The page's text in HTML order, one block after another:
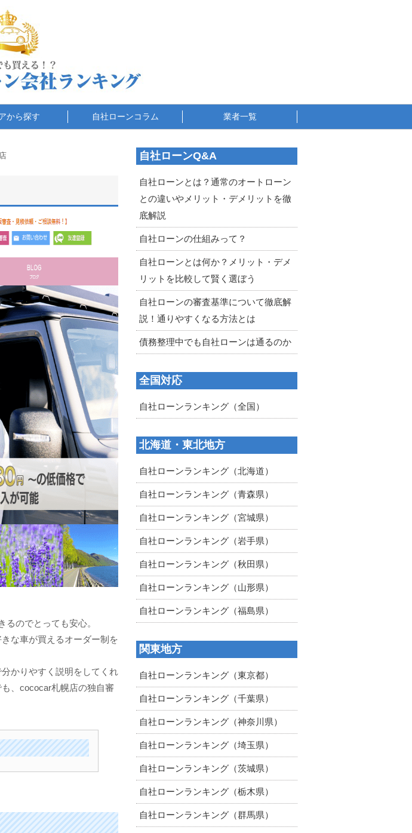
から探す 自社ローンコラム 業者一覧
のでとっても安心。
な車が買えるオーダー制を
かりやすく説明をしてくれ
、cococar札幌店の独自審
自社ローンQ&A
自社ローンとは？通常のオートローン
との違いやメリット・デメリットを徹
底解説
自社ローンの仕組みって？
自社ローンとは何か？メリット・デメ
リットを比較して賢く選ぼう
自社ローンの審査基準について徹底解
説！通りやすくなる方法とは
債務整理中でも自社ローンは通るのか
全国対応
自社ローンランキング（全国）
北海道・東北地方
自社ローンランキング（北海道）
自社ローンランキング（青森県）
自社ローンランキング（宮城県）
自社ローンランキング（岩手県）
自社ローンランキング（秋田県）
自社ローンランキング（山形県）
自社ローンランキング（福島県）
関東地方
自社ローンランキング（東京都）
自社ローンランキング（千葉県）
自社ローンランキング（神奈川県）
自社ローンランキング（埼玉県）
自社ローンランキング（茨城県）
自社ローンランキング（栃木県）
自社ローンランキング（群馬県）